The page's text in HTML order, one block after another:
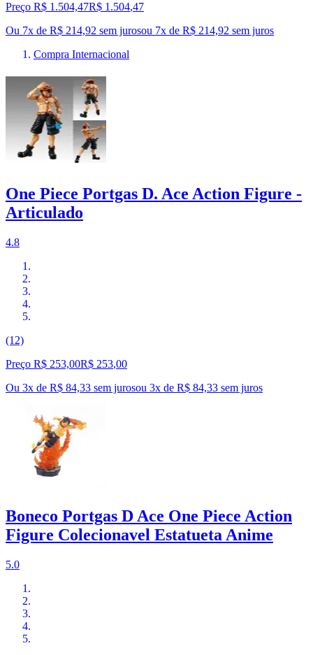
Preço R$ 1.504,47R$ 1.504,47
Ou 7x de R$ 214,92 sem jurosou 7x de R$ 214,92 sem juros
Compra Internacional
One Piece Portgas D. Ace Action Figure -
Articulado
4.8
(12)
Preço R$ 253,00R$ 253,00
Ou 3x de R$ 84,33 sem jurosou 3x de R$ 84,33 sem juros
Boneco Portgas D Ace One Piece Action
Figure Colecionavel Estatueta Anime
5.0